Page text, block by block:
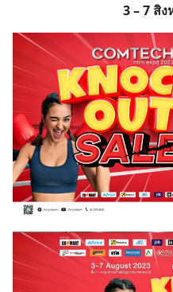
English
3–7 สิง